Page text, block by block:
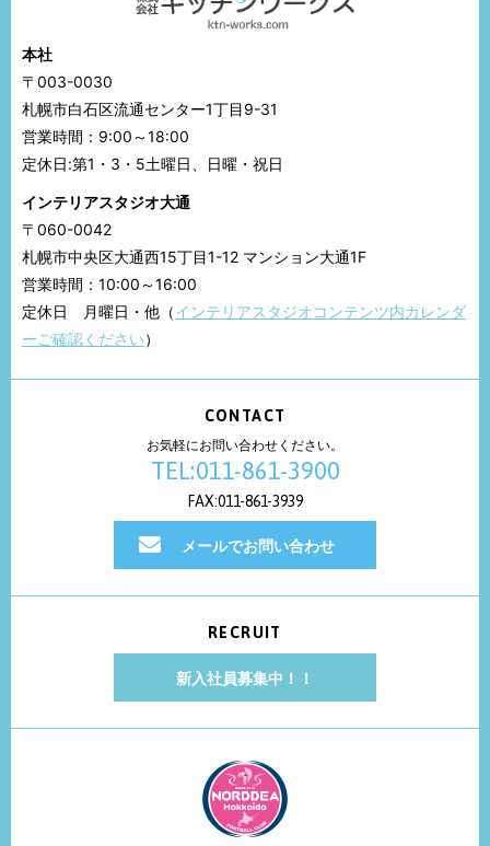
本社
〒003-0030
札幌市白石区流通センター1丁目9-31
営業時間：9:00～18:00
定休日:第1・3・5土曜日、日曜・祝日
インテリアスタジオ大通
〒060-0042
札幌市中央区大通西15丁目1-12 マンション大通1F
営業時間：10:00～16:00
定休日 月曜日・他（インテリアスタジオコンテンツ内カレンダ
ーご確認ください）
CONTACT
お気軽にお問い合わせください。
TEL:011-861-3900
FAX:011-861-3939
メールでお問い合わせ
RECRUIT
新入社員募集中！！